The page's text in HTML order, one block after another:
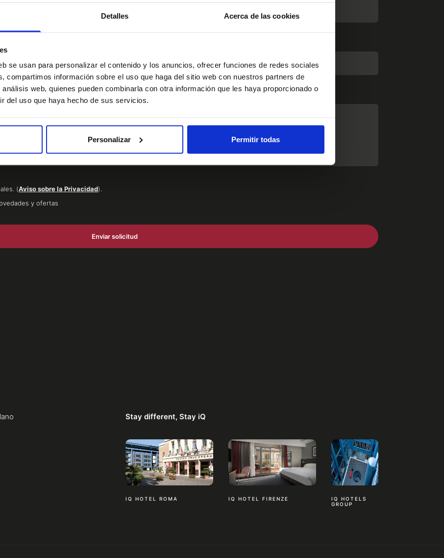
Detalles Acerca de las cookies
se usan para personalizar el contenido y los anuncios, ofrecer funciones de redes sociales
compartimos información sobre el uso que haga del sitio web con nuestros partners de
web, quienes pueden combinarla con otra información que les haya proporcionado o
del uso que haya hecho de sus servicios.
Personalizar Permitir todas
(Aviso sobre la Privacidad).
y ofertas
Stay different, Stay iQ
IQ HOTEL ROMA IQ HOTEL FIRENZE
IQ HOTELS
GROUP